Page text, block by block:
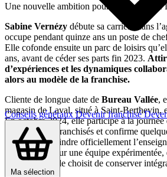
Conseils générauxDevenir franchisé
Ma sélection
Une nouvelle ambition pour le magasin de
Sabine Vernézy débute sa carrière dans
occupe pendant quinze ans un poste de
Elle cofonde ensuite un parc de loisirs
ans, avant de céder ses parts fin 2023.
d’expériences et les dynamiques
alors au modèle de la franchise.
Cliente de longue date de Bureau Vallée,
magasin de Laval, situé à Saint-Berthevin,
En octobre 2024, elle participe à la journée
rencontre des franchisés et confirme
souhait de rejoindre officiellement
peut compter sur une équipe
cinq ans, qu’elle choisit de conserver